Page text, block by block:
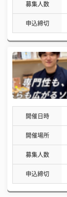
募集人数
申込締切
開催日時
開催場所
募集人数
申込締切